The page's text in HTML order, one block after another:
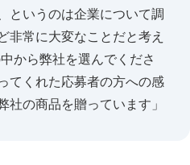
というのは企業について調
非常に大変なことだと考え
から弊社を選んでくださ
てくれた応募者の方への感
の商品を贈っています」